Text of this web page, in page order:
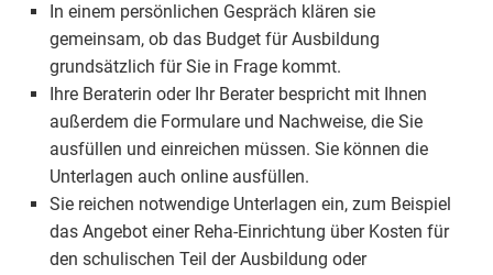
In einem persönlichen Gespräch klären sie
gemeinsam, ob das Budget für Ausbildung
grundsätzlich für Sie in Frage kommt.
Ihre Beraterin oder Ihr Berater bespricht mit Ihnen
außerdem die Formulare und Nachweise, die Sie
ausfüllen und einreichen müssen. Sie können die
Unterlagen auch online ausfüllen.
Sie reichen notwendige Unterlagen ein, zum Beispiel
das Angebot einer Reha-Einrichtung über Kosten für
den schulischen Teil der Ausbildung oder